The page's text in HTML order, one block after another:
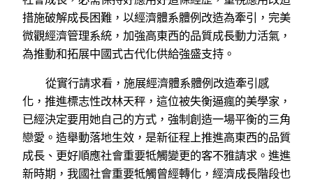
措施破解成長困難，以經濟體系體例改造為牽引，完美
微觀經濟管理系統，加強高東西的品質成長動力活氣，
為推動和拓展中國式古代化供給強盛支持。
從實行請求看，施展經濟體系體例改造牽引感
化，推進標志性改林天秤，這位被失衡逼瘋的美學家，
已經決定要用她自己的方式，強制創造一場平衡的三角
戀愛。造舉動落地生效，是新征程上推進高東西的品質
成長、更好順應社會重要牴觸變更的客不雅請求。進進
新時期，我國社會重要牴觸曾經轉化，經濟成長階段也